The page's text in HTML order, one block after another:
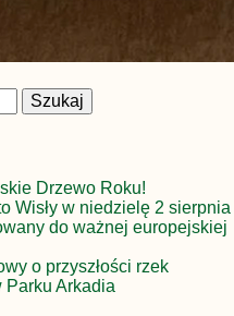
Drzewo Roku!
Wisły w niedzielę 2 sierpnia
do ważnej europejskiej
o przyszłości rzek
Arkadia